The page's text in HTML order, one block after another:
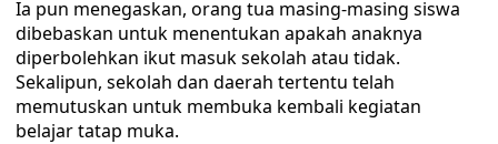
Ia pun menegaskan, orang tua masing-masing siswa
dibebaskan untuk menentukan apakah anaknya
diperbolehkan ikut masuk sekolah atau tidak.
Sekalipun, sekolah dan daerah tertentu telah
memutuskan untuk membuka kembali kegiatan
belajar tatap muka.